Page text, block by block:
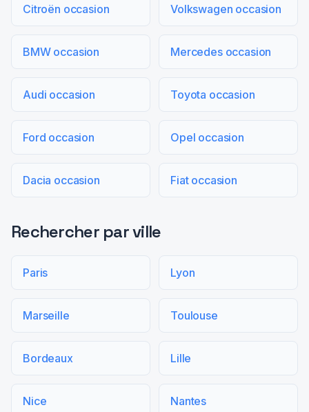
Citroën occasion Volkswagen occasion
BMW occasion Mercedes occasion
Audi occasion Toyota occasion
Ford occasion Opel occasion
Dacia occasion Fiat occasion
Rechercher par ville
Paris Lyon
Marseille Toulouse
Bordeaux Lille
Nice Nantes